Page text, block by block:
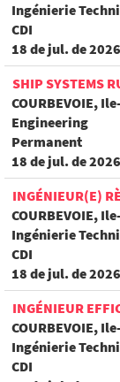
Ingénierie
CDI
18 de jul. de 2026
SHIP SYSTEMS
COURBEVOIE,
Engineering
Permanent
18 de jul. de 2026
INGÉNIEUR(E)
COURBEVOIE,
Ingénierie
CDI
18 de jul. de 2026
INGÉNIEUR
COURBEVOIE,
Ingénierie
CDI